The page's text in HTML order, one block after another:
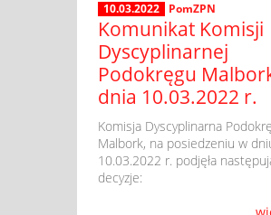
10.03.2022 PomZPN
Komunikat Komisji
Dyscyplinarnej
Podokręgu
dnia 10.03.2022 r.
Komisja Dyscyplinarna
Malbork, na posiedzeniu w
10.03.2022 r. podjęła
decyzje: